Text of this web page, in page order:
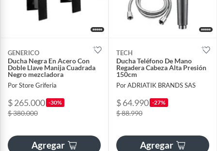
GENERICO
Ducha Negra En Acero Con
Doble Llave Manija Cuadrada
Negro mezcladora
Por Store Griferia
$ 265.000 -30%
$ 380.000
Agregar
TECH
Ducha Teléfono De Mano
Regadera Cabeza Alta Presión
150cm
Por ADRIATIK BRANDS SAS
$ 64.990 -27%
$ 88.990
Agregar